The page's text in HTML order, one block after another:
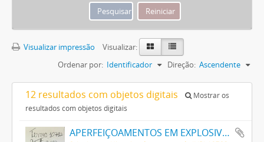
Visualizar impressão
Visualizar:
Ordenar por: Identificador Direção: Ascendente
12 resultados com objetos digitais
Mostrar os
resultados com objetos digitais
APERFEIÇOAMENTOS EM EXPLOSIVOS